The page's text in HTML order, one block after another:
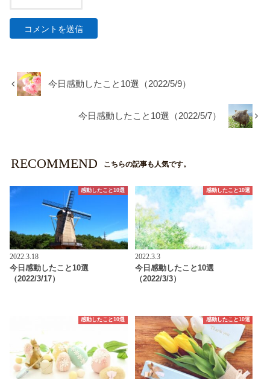
今日感動したこと10選（2022/5/9）
今日感動したこと10選（2022/5/7）
RECOMMEND こちらの記事も人気です。
感動したこと10選
2022.3.18
今日感動したこと10選
（2022/3/17）
感動したこと10選
2022.3.3
今日感動したこと10選
（2022/3/3）
感動したこと10選 感動したこと10選